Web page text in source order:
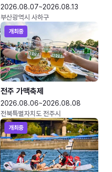
2026.08.07~2026.08.13
부산광역시 사하구
개최중
전주 가맥축제
2026.08.06~2026.08.08
전북특별자치도 전주시
개최중